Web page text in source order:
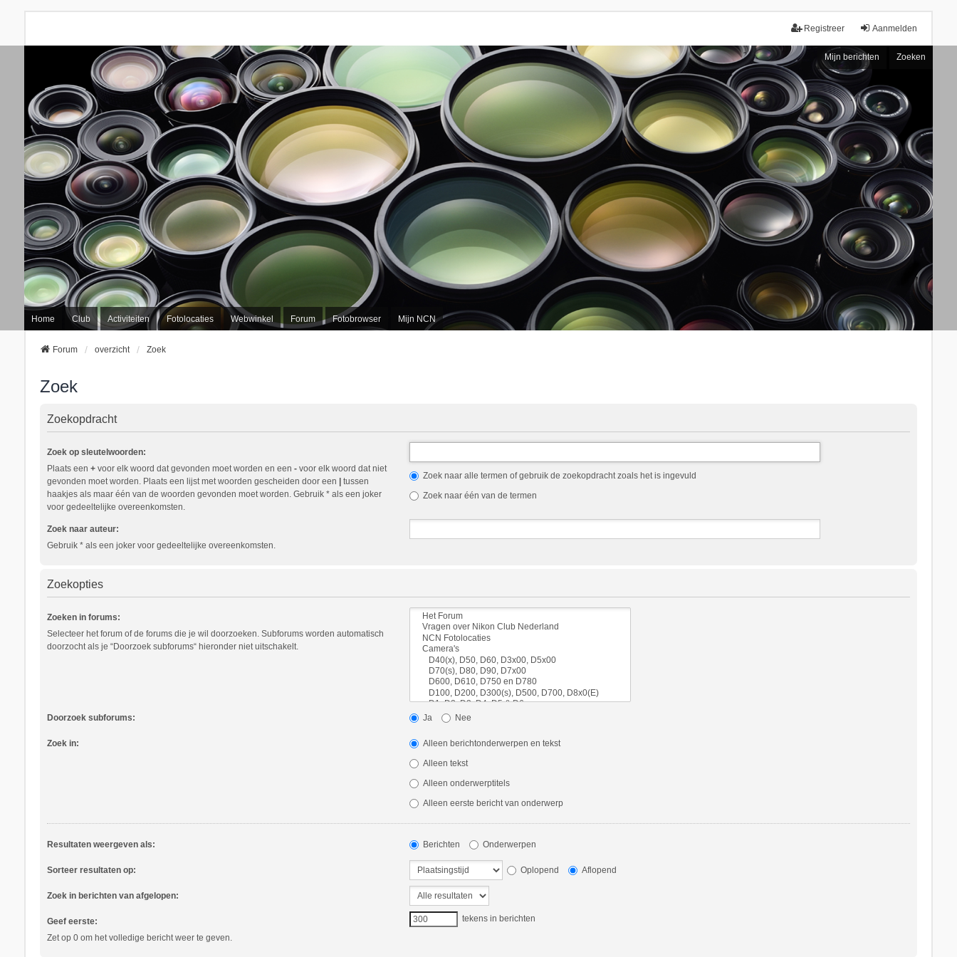
Aanmelden
Registreer
Mijn berichten Zoeken
Home Club Activiteiten Fotolocaties Webwinkel Forum Fotobrowser Mijn NCN
Forum overzicht Zoek
Zoek
Zoekopdracht
Zoek op sleutelwoorden:
Plaats een +voor elk woord dat gevonden moet worden en een -voor elk woord dat niet
gevonden moet worden. Plaats een lijst met woorden gescheiden door een
tussen
haakjes als maar één van de woorden gevonden moet worden. Gebruik * als een joker
voor gedeeltelijke overeenkomsten.
Zoek naar alle termen of gebruik de zoekopdracht zoals het is ingevuld
Zoek naar één van de termen
Zoek naar auteur:
Gebruik * als een joker voor gedeeltelijke overeenkomsten.
Zoekopties
Zoeken in forums:
Selecteer het forum of de forums die je wil doorzoeken. Subforums worden automatisch
doorzocht als je “Doorzoek subforums“ hieronder niet uitschakelt.
Doorzoek subforums: Ja Nee
Zoek in:
Alleen berichtonderwerpen en tekst
Alleen tekst
Alleen onderwerptitels
Alleen eerste bericht van onderwerp
Resultaten weergeven als: Berichten Onderwerpen
Sorteer resultaten op: Oplopend Aflopend
Zoek in berichten van afgelopen:
Geef eerste:
Zet op 0 om het volledige bericht weer te geven.
tekens in berichten